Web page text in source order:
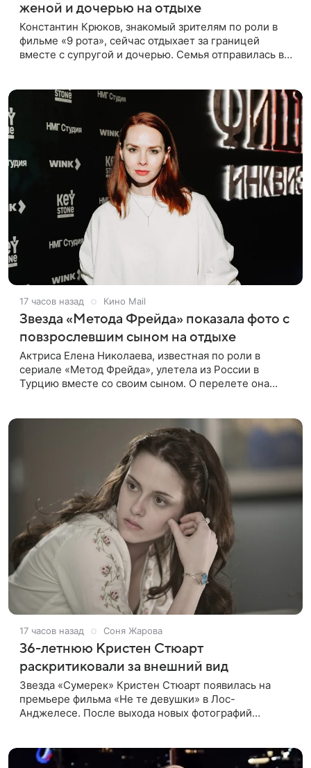
женой и дочерью на отдыхе
Константин Крюков, знакомый зрителям по роли в
фильме «9 рота», сейчас отдыхает за границей
вместе с супругой и дочерью. Семья отправилась в
17 часов назад Кино Mail
Звезда «Метода Фрейда» показала фото с
повзрослевшим сыном на отдыхе
Актриса Елена Николаева, известная по роли в
сериале «Метод Фрейда», улетела из России в
Турцию вместе со своим сыном. О перелете она
17 часов назад Соня Жарова
36-летнюю Кристен Стюарт
раскритиковали за внешний вид
Звезда «Сумерек» Кристен Стюарт появилась на
премьере фильма «Не те девушки» в Лос-
Анджелесе. После выхода новых фотографий